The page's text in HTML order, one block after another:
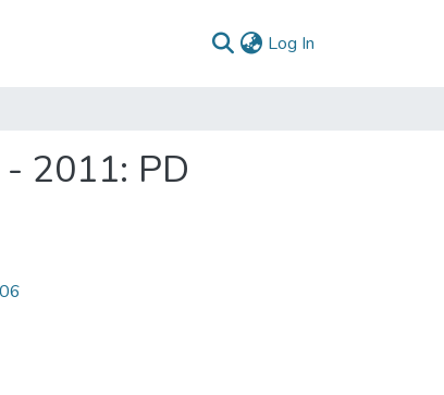
Log In
2011: PD